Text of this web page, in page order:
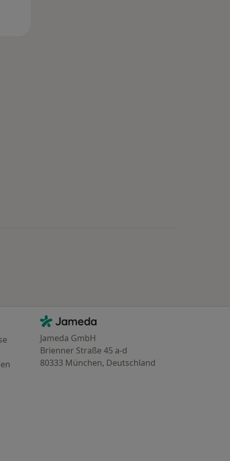
Kontakt
Jameda - Startseite
Jameda GmbH
Brienner Straße 45 a-d
80333 München, Deutschland